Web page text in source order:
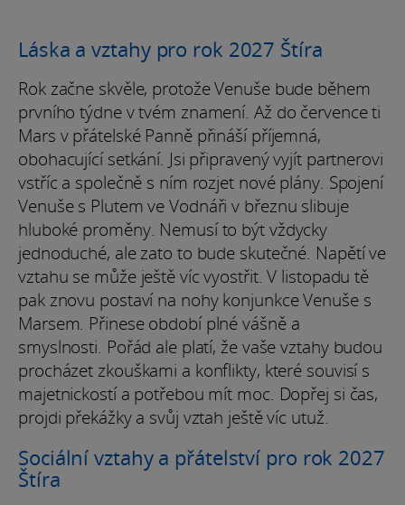
Láska a vztahy pro rok 2027 Štíra
Rok začne skvěle, protože Venuše bude během
prvního týdne v tvém znamení. Až do července ti
Mars v přátelské Panně přináší příjemná,
obohacující setkání. Jsi připravený vyjít partnerovi
vstříc a společně s ním rozjet nové plány. Spojení
Venuše s Plutem ve Vodnáři v březnu slibuje
hluboké proměny. Nemusí to být vždycky
jednoduché, ale zato to bude skutečné. Napětí ve
vztahu se může ještě víc vyostřit. V listopadu tě
pak znovu postaví na nohy konjunkce Venuše s
Marsem. Přinese období plné vášně a
smyslnosti. Pořád ale platí, že vaše vztahy budou
procházet zkouškami a konflikty, které souvisí s
majetnickostí a potřebou mít moc. Dopřej si čas,
projdi překážky a svůj vztah ještě víc utuž.
Sociální vztahy a přátelství pro rok 2027
Štíra